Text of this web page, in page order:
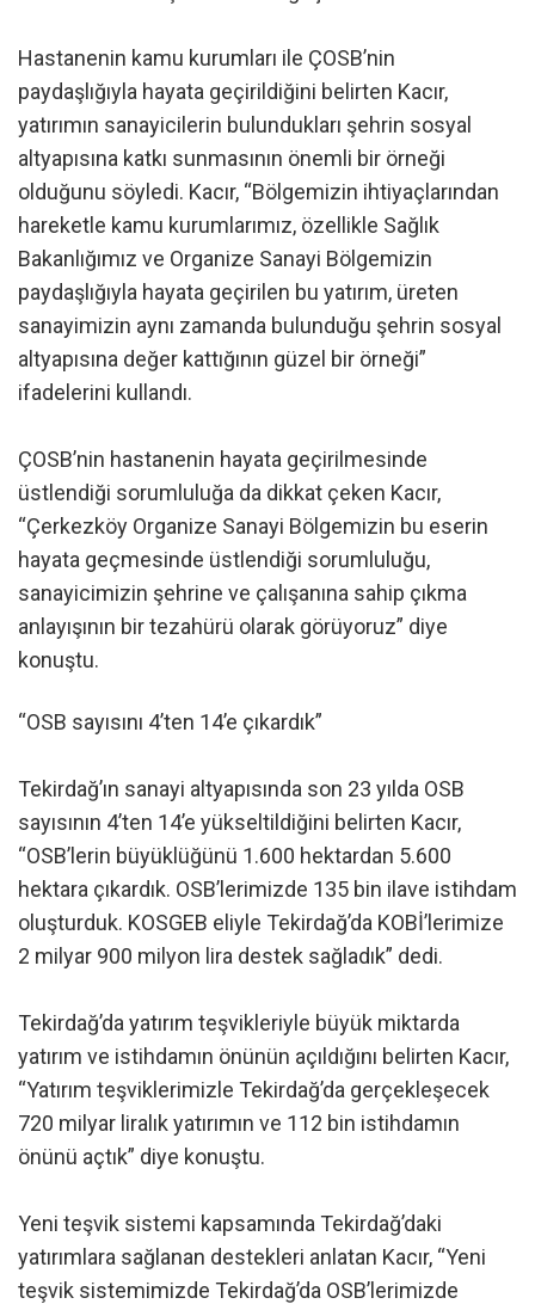
Hastanenin kamu kurumları ile ÇOSB’nin
paydaşlığıyla hayata geçirildiğini belirten Kacır,
yatırımın sanayicilerin bulundukları şehrin sosyal
altyapısına katkı sunmasının önemli bir örneği
olduğunu söyledi. Kacır, “Bölgemizin ihtiyaçlarından
hareketle kamu kurumlarımız, özellikle Sağlık
Bakanlığımız ve Organize Sanayi Bölgemizin
paydaşlığıyla hayata geçirilen bu yatırım, üreten
sanayimizin aynı zamanda bulunduğu şehrin sosyal
altyapısına değer kattığının güzel bir örneği”
ifadelerini kullandı.
ÇOSB’nin hastanenin hayata geçirilmesinde
üstlendiği sorumluluğa da dikkat çeken Kacır,
“Çerkezköy Organize Sanayi Bölgemizin bu eserin
hayata geçmesinde üstlendiği sorumluluğu,
sanayicimizin şehrine ve çalışanına sahip çıkma
anlayışının bir tezahürü olarak görüyoruz” diye
konuştu.
“OSB sayısını 4’ten 14’e çıkardık”
Tekirdağ’ın sanayi altyapısında son 23 yılda OSB
sayısının 4’ten 14’e yükseltildiğini belirten Kacır,
“OSB’lerin büyüklüğünü 1.600 hektardan 5.600
hektara çıkardık. OSB’lerimizde 135 bin ilave istihdam
oluşturduk. KOSGEB eliyle Tekirdağ’da KOBİ’lerimize
2 milyar 900 milyon lira destek sağladık” dedi.
Tekirdağ’da yatırım teşvikleriyle büyük miktarda
yatırım ve istihdamın önünün açıldığını belirten Kacır,
“Yatırım teşviklerimizle Tekirdağ’da gerçekleşecek
720 milyar liralık yatırımın ve 112 bin istihdamın
önünü açtık” diye konuştu.
Yeni teşvik sistemi kapsamında Tekirdağ’daki
yatırımlara sağlanan destekleri anlatan Kacır, “Yeni
teşvik sistemimizde Tekirdağ’da OSB’lerimizde